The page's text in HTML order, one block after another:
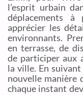
l’esprit urbain
déplacements
apprécier les
environnants.
en terrasse, de
de participer aux
la ville. En
nouvelle manière
chaque instant